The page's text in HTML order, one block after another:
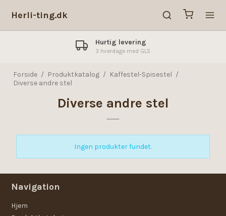
Herli-ting.dk
Hurtig levering
3 hverdage med GLS
Forside / Produktkatalog / Kaffestel-Spisestel /
Diverse andre stel
Diverse andre stel
Ingen produkter fundet.
Navigation
Hjem